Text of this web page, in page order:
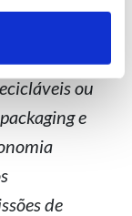
ou
e
de